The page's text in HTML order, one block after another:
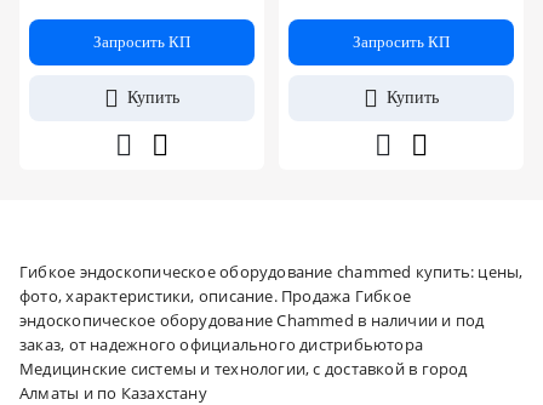
Запросить КП
Купить
Запросить КП
Купить
Гибкое эндоскопическое оборудование chammed купить: цены,
фото, характеристики, описание. Продажа Гибкое
эндоскопическое оборудование Chammed в наличии и под
заказ, от надежного официального дистрибьютора
Медицинские системы и технологии, с доставкой в город
Алматы и по Казахстану